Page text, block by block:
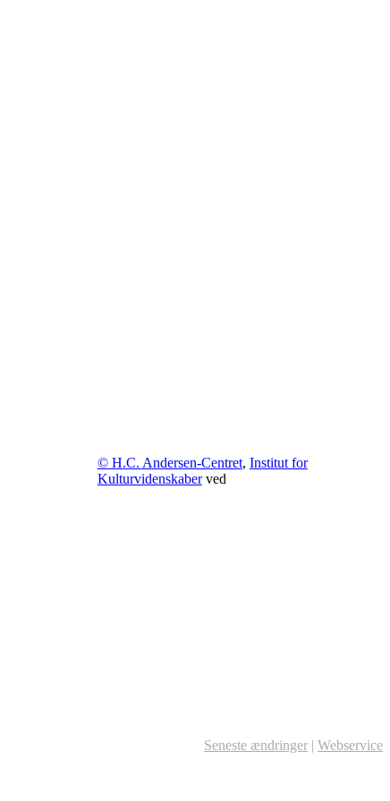
© H.C. Andersen-Centret, Institut for
Kulturvidenskaberved
Seneste ændringer | Webservice